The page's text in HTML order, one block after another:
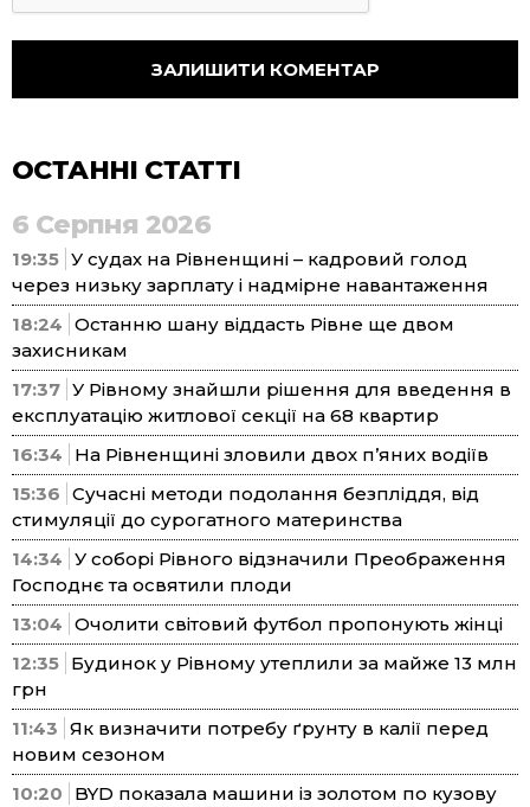
ОСТАННІ СТАТТІ
6 Серпня 2026
19:35 У судах на Рівненщині – кадровий голод
через низьку зарплату і надмірне навантаження
18:24 Останню шану віддасть Рівне ще двом
захисникам
17:37 У Рівному знайшли рішення для введення в
експлуатацію житлової секції на 68 квартир
16:34
На Рівненщині зловили двох п’яних водіїв
15:36 Сучасні методи подолання безпліддя, від
стимуляції до сурогатного материнства
14:34 У соборі Рівного відзначили Преображення
Господнє та освятили плоди
13:04 Очолити світовий футбол пропонують жінці
12:35 Будинок у Рівному утеплили за майже 13 млн
грн
11:43 Як визначити потребу ґрунту в калії перед
новим сезоном
10:20
BYD показала машини із золотом по кузову